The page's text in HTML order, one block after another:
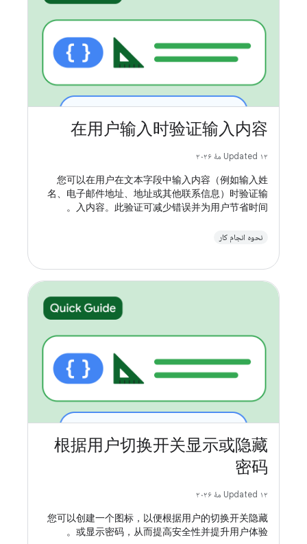
在用户输入时验证输入内容
Updated ۱۲ مهٔ ۲۰۲۶
您可以在用户在文本字段中输入内容（例如输入姓
名、电子邮件地址、地址或其他联系信息）时验证输
入内容。此验证可减少错误并为用户节省时间。
نحوه انجام کار
根据用户切换开关显示或隐藏
密码
Updated ۱۲ مهٔ ۲۰۲۶
您可以创建一个图标，以便根据用户的切换开关隐藏
或显示密码，从而提高安全性并提升用户体验。